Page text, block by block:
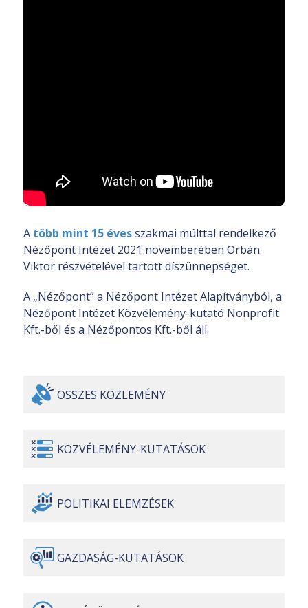
A több mint 15 évesszakmai múlttal rendelkező
Nézőpont Intézet 2021 novemberében Orbán
Viktor részvételével tartott díszünnepséget.
A „Nézőpont” a Nézőpont Intézet Alapítványból, a
Nézőpont Intézet Közvélemény-kutató Nonprofit
Kft.-ből és a Nézőpontos Kft.-ből áll.
ÖSSZES KÖZLEMÉNY
KÖZVÉLEMÉNY-KUTATÁSOK
POLITIKAI ELEMZÉSEK
GAZDASÁG-KUTATÁSOK